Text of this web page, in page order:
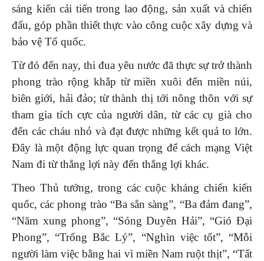
sáng kiến cải tiến trong lao động, sản xuất và chiến
đấu, góp phần thiết thực vào công cuộc xây dựng và
bảo vệ Tổ quốc.
Từ đó đến nay, thi đua yêu nước đã thực sự trở thành
phong trào rộng khắp từ miền xuôi đến miền núi,
biên giới, hải đảo; từ thành thị tới nông thôn với sự
tham gia tích cực của người dân, từ các cụ già cho
đến các cháu nhỏ và đạt được những kết quả to lớn.
Đây là một động lực quan trọng để cách mạng Việt
Nam đi từ thắng lợi này đến thắng lợi khác.
Theo Thủ tướng, trong các cuộc kháng chiến kiến
quốc, các phong trào “Ba sẵn sàng”, “Ba đảm đang”,
“Năm xung phong”, “Sóng Duyên Hải”, “Gió Đại
Phong”, “Trống Bắc Lý”, “Nghìn việc tốt”, “Mỗi
người làm việc bằng hai vì miền Nam ruột thịt”, “Tất